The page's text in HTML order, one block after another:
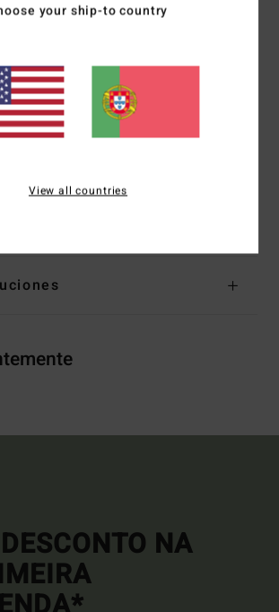
a partir de garrafas de plástico PET
Arte de bordado direto no centro, à
principal] 60% poliéster reciclado,
NA
your ship-to country
View all countries